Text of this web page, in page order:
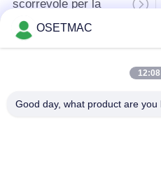
scorrevole per la
lavorazione del legno
OSETMAC
12:08
Good day, what product are you